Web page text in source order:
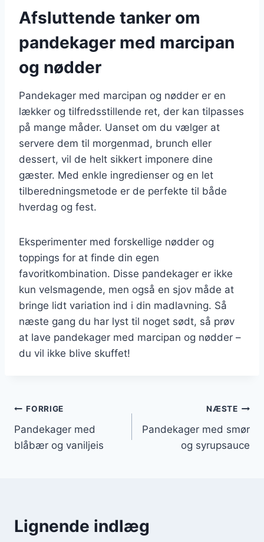
Afsluttende tanker om
pandekager med marcipan
og nødder
Pandekager med marcipan og nødder er en
lækker og tilfredsstillende ret, der kan tilpasses
på mange måder. Uanset om du vælger at
servere dem til morgenmad, brunch eller
dessert, vil de helt sikkert imponere dine
gæster. Med enkle ingredienser og en let
tilberedningsmetode er de perfekte til både
hverdag og fest.
Eksperimenter med forskellige nødder og
toppings for at finde din egen
favoritkombination. Disse pandekager er ikke
kun velsmagende, men også en sjov måde at
bringe lidt variation ind i din madlavning. Så
næste gang du har lyst til noget sødt, så prøv
at lave pandekager med marcipan og nødder –
du vil ikke blive skuffet!
Indlægsnavigation
FORRIGE
Pandekager med
blåbær og vaniljeis
NÆSTE
Pandekager med smør
og syrupsauce
Lignende indlæg